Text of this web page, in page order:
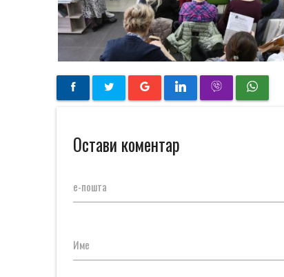
Остави коментар
е-пошта
Име